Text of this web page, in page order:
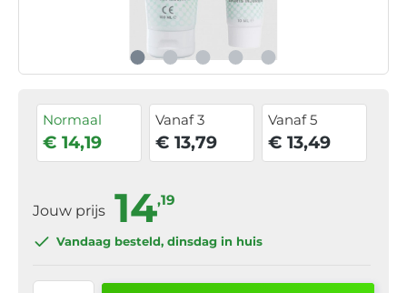
Normaal
€ 14,19
Vanaf 3
€ 13,79
Vanaf 5
€ 13,49
Jouw prijs 14,19
Vandaag besteld, dinsdag in huis